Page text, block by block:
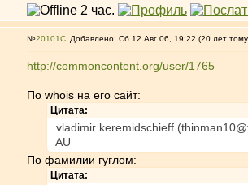
№20101 Добавлено: Сб 12 Авг 06, 19:22 (20 лет
http://commoncontent.org/user/1765
По whois на его сайт:
Цитата:
vladimir keremidschieff
AU
По фамилии гуглом:
Цитата: